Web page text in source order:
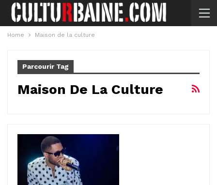
Home Maison de la culture
Parcourir Tag
Maison De La Culture